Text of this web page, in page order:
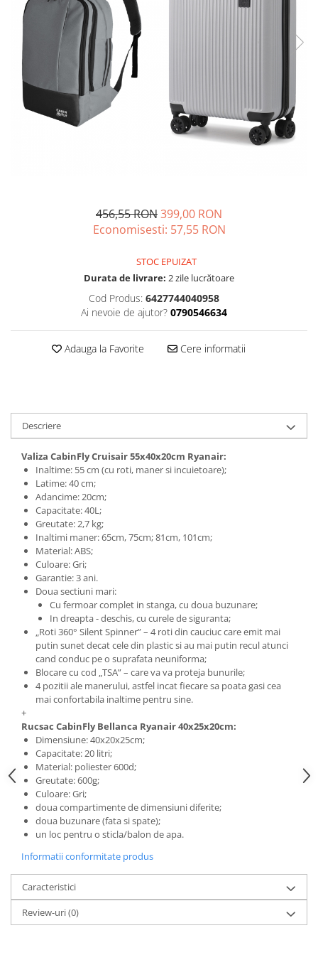
456,55 RON399,00 RON
Economisesti: 57,55 RON
STOC EPUIZAT
Durata de livrare: 2 zile lucrătoare
Cod Produs: 6427744040958
Ai nevoie de ajutor? 0790546634
Adauga la Favorite Cere informatii
Descriere
Valiza CabinFly Cruisair 55x40x20cm Ryanair:
Inaltime: 55 cm (cu roti, maner si incuietoare);
Latime: 40 cm;
Adancime: 20cm;
Capacitate: 40L;
Greutate: 2,7 kg;
Inaltimi maner: 65cm, 75cm; 81cm, 101cm;
Material: ABS;
Culoare: Gri;
Garantie: 3 ani.
Doua sectiuni mari:
Cu fermoar complet in stanga, cu doua buzunare;
In dreapta - deschis, cu curele de siguranta;
„Roti 360° Silent Spinner” – 4 roti din cauciuc care emit mai
putin sunet decat cele din plastic si au mai putin recul atunci
cand conduc pe o suprafata neuniforma;
Blocare cu cod „TSA” – care va va proteja bunurile;
4 pozitii ale manerului, astfel incat fiecare sa poata gasi cea
mai confortabila inaltime pentru sine.
+
Rucsac CabinFly Bellanca Ryanair 40x25x20cm:
Dimensiune: 40x20x25cm;
Capacitate: 20 litri;
Material: poliester 600d;
Greutate: 600g;
Culoare: Gri;
doua compartimente de dimensiuni diferite;
doua buzunare (fata si spate);
un loc pentru o sticla/balon de apa.
Informatii conformitate produs
Caracteristici
Review-uri(0)